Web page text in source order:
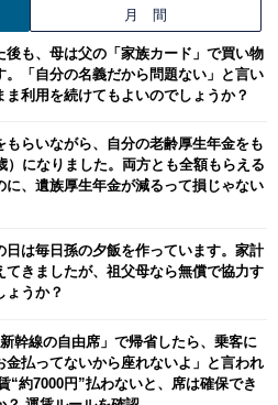
月 間
後も、母は父の「家族カード」で買い物
。「自分の名義だから問題ない」と言い
ま利用を続けてもよいのでしょうか？
もらいながら、自分の老齢厚生年金をも
）になりました。両方とも全額もらえる
に、遺族厚生年金が減るって損じゃない
日は毎日孫の夕飯を作っています。家計
てきましたが、祖父母なら無償で協力す
ょうか？
幹線の自由席」で帰省したら、乗客に
金払ってないから座れないよ」と言われ
“約7000円”払わないと、席は確保でき